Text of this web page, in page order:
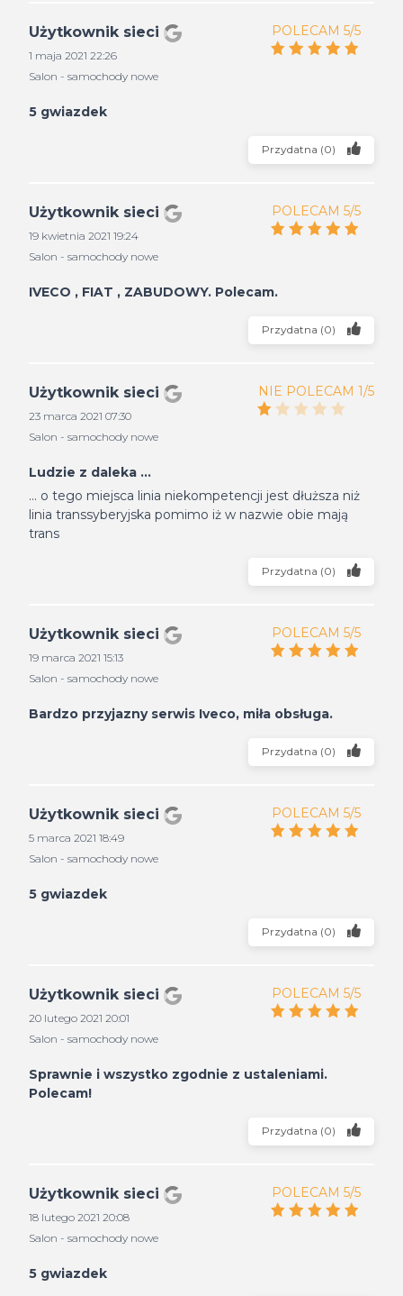
Użytkownik sieci
1 maja 2021 22:26
Salon - samochody nowe
POLECAM 5/5
5 gwiazdek
Przydatna (0)
Użytkownik sieci
19 kwietnia 2021 19:24
Salon - samochody nowe
POLECAM 5/5
IVECO , FIAT , ZABUDOWY. Polecam.
Przydatna (0)
Użytkownik sieci
23 marca 2021 07:30
Salon - samochody nowe
NIE POLECAM 1/5
Ludzie z daleka ...
... o tego miejsca linia niekompetencji jest dłuższa niż
linia transsyberyjska pomimo iż w nazwie obie mają
trans
Przydatna (0)
Użytkownik sieci
19 marca 2021 15:13
Salon - samochody nowe
POLECAM 5/5
Bardzo przyjazny serwis Iveco, miła obsługa.
Przydatna (0)
Użytkownik sieci
5 marca 2021 18:49
Salon - samochody nowe
POLECAM 5/5
5 gwiazdek
Przydatna (0)
Użytkownik sieci
20 lutego 2021 20:01
Salon - samochody nowe
POLECAM 5/5
Sprawnie i wszystko zgodnie z ustaleniami.
Polecam!
Przydatna (0)
Użytkownik sieci
18 lutego 2021 20:08
Salon - samochody nowe
POLECAM 5/5
5 gwiazdek